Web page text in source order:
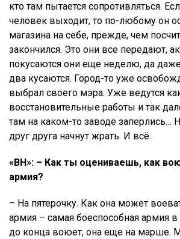
кто там пытается сопротивляться.
человек выходит, то по-любому он
магазина на себе, прежде, чем
закончился. Это они все передают,
покусаются они еще неделю, да
два кусаются. Город-то уже
выбрал своего мэра. Уже ведутся
восстановительные работы и так
там на каком-то заводе заперлись…
друг друга начнут жрать. И всё.
«ВН»: – Как ты оцениваешь, как
армия?
– На пятерочку. Как она может
армия – самая боеспособная армия
до конца воюет, она еще на марше.